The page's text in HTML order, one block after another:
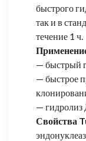
быстрого
так и в
течение 1 ч.
— быстрый
— быстрое
—
Свойства